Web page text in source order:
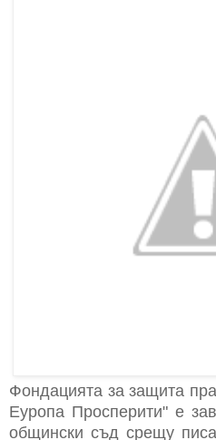
Фондацията за защита
Еуропа Просперити" е
общински съд срещу